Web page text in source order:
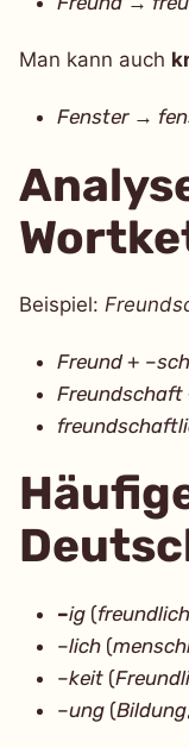
Man kann auch
Fenster→
Beispiel:
Freund+ –
Freundschaft
–ig (freundlich
–lich (
–keit (
–ung (Bildung,